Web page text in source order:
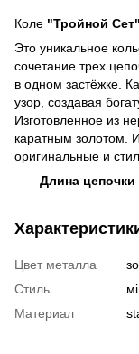
Коле "Тройной Сет"
Это уникальное
сочетание трех
в одном застёжке.
узор, создавая
Изготовленное из
каратным золотом.
оригинальные и
Длина цепочки
Цвет металла
Стиль
Материал